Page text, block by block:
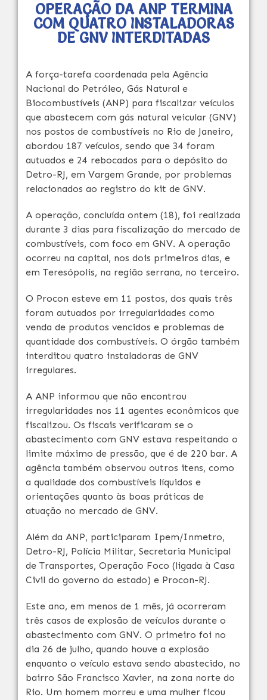
OPERAÇÃO DA ANP TERMINA
COM QUATRO INSTALADORAS
DE GNV INTERDITADAS
A força-tarefa coordenada pela Agência
Nacional do Petróleo, Gás Natural e
Biocombustíveis (ANP) para fiscalizar veículos
que abastecem com gás natural veicular (GNV)
nos postos de combustíveis no Rio de Janeiro,
abordou 187 veículos, sendo que 34 foram
autuados e 24 rebocados para o depósito do
Detro-RJ, em Vargem Grande, por problemas
relacionados ao registro do kit de GNV.
A operação, concluída ontem (18), foi realizada
durante 3 dias para fiscalização do mercado de
combustíveis, com foco em GNV. A operação
ocorreu na capital, nos dois primeiros dias, e
em Teresópolis, na região serrana, no terceiro.
O Procon esteve em 11 postos, dos quais três
foram autuados por irregularidades como
venda de produtos vencidos e problemas de
quantidade dos combustíveis. O órgão também
interditou quatro instaladoras de GNV
irregulares.
A ANP informou que não encontrou
irregularidades nos 11 agentes econômicos que
fiscalizou. Os fiscais verificaram se o
abastecimento com GNV estava respeitando o
limite máximo de pressão, que é de 220 bar. A
agência também observou outros itens, como
a qualidade dos combustíveis líquidos e
orientações quanto às boas práticas de
atuação no mercado de GNV.
Além da ANP, participaram Ipem/Inmetro,
Detro-RJ, Polícia Militar, Secretaria Municipal
de Transportes, Operação Foco (ligada à Casa
Civil do governo do estado) e Procon-RJ.
Este ano, em menos de 1 mês, já ocorreram
três casos de explosão de veículos durante o
abastecimento com GNV. O primeiro foi no
dia 26 de julho, quando houve a explosão
enquanto o veículo estava sendo abastecido, no
bairro São Francisco Xavier, na zona norte do
Rio. Um homem morreu e uma mulher ficou